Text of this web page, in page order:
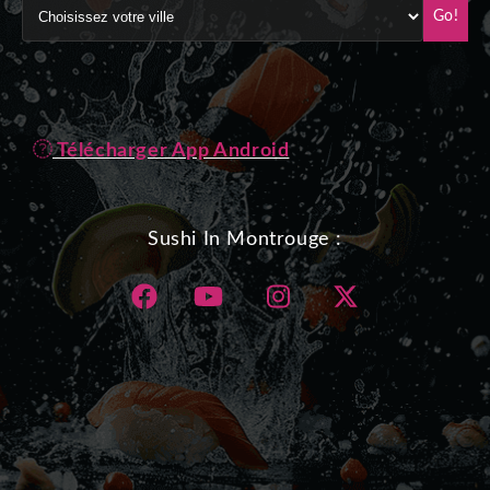
Go!
Télécharger App Android
Sushi In Montrouge :